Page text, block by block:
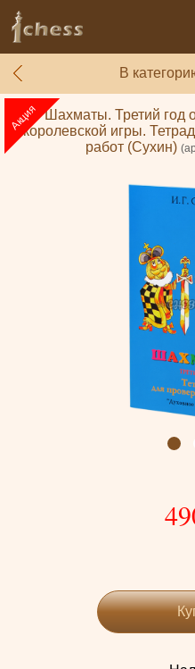
В
Шахматы. Третий год
королевской игры.
работ (Сухин)